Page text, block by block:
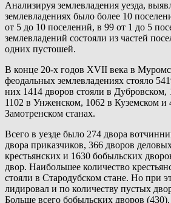
Анализируя землевладения уезда,
землевладениях было более 10
от 5 до 10 поселений, в 99 от 1 до 5
землевладений состояли из частей
одних пустошей.
В конце 20-х годов XVII века в
феодальных землевладениях стояло
них 1414 дворов стояли в Дубровском,
1102 в Унженском, 1062 в Куземском и
Замотренском станах.
Всего в уезде было 274 двора
двора приказчиков, 366 дворов
крестьянских и 1630 бобыльских
двор. Наибольшее количество
стояли в Стародубском стане. Но при
лидировал и по количеству пустых
Больше всего бобыльских дворов